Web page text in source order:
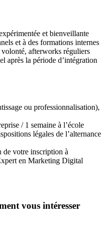
et bienveillante
et à des formations internes
afterworks réguliers
après la période d’intégration
ou professionnalisation),
/ 1 semaine à l’école
légales de l’alternance
de votre inscription à
en Marketing Digital
vous intéresser